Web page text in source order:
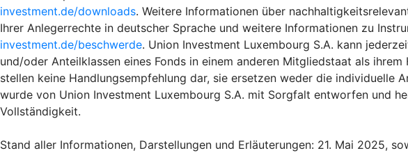
investment.de/downloads. Weitere Informationen über
Ihrer Anlegerrechte in deutscher Sprache und weitere Informationen zu
investment.de/beschwerde. Union Investment Luxembourg S.A. kann
und/oder Anteilklassen eines Fonds in einem anderen Mitgliedstaat als
stellen keine Handlungsempfehlung dar, sie ersetzen weder die individuelle
wurde von Union Investment Luxembourg S.A. mit Sorgfalt entworfen und
Vollständigkeit.
Stand aller Informationen, Darstellungen und Erläuterungen: 21. Mai 2025,